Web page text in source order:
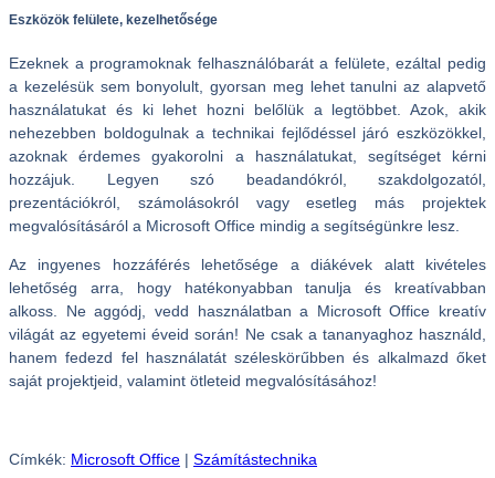
Eszközök felülete, kezelhetősége
Ezeknek a programoknak felhasználóbarát a felülete, ezáltal pedig
a kezelésük sem bonyolult, gyorsan meg lehet tanulni az alapvető
használatukat és ki lehet hozni belőlük a legtöbbet. Azok, akik
nehezebben boldogulnak a technikai fejlődéssel járó eszközökkel,
azoknak érdemes gyakorolni a használatukat, segítséget kérni
hozzájuk. Legyen szó beadandókról, szakdolgozatól,
prezentációkról, számolásokról vagy esetleg más projektek
megvalósításáról a Microsoft Office mindig a segítségünkre lesz.
Az ingyenes hozzáférés lehetősége a diákévek alatt kivételes
lehetőség arra, hogy hatékonyabban tanulja és kreatívabban
alkoss. Ne aggódj, vedd használatban a Microsoft Office kreatív
világát az egyetemi éveid során! Ne csak a tananyaghoz használd,
hanem fedezd fel használatát széleskörűbben és alkalmazd őket
saját projektjeid, valamint ötleteid megvalósításához!
Címkék: Microsoft Office | Számítástechnika